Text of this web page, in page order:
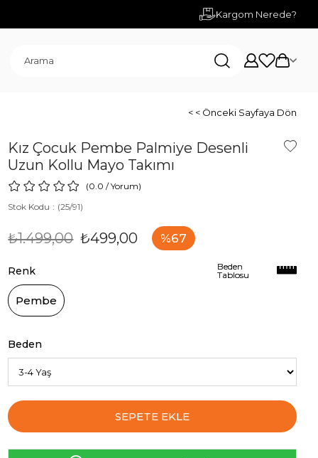
Kargom Nerede?
< < Önceki Sayfaya Dön
Kız Çocuk Pembe Palmiye Desenli
Uzun Kollu Mayo Takımı
0.0 /Yorum)
Stok Kodu
(25/91)
₺1.499,00 ₺499,00 67
Renk
Pembe
Beden
Beden
Tablosu
Beden
Tablosu